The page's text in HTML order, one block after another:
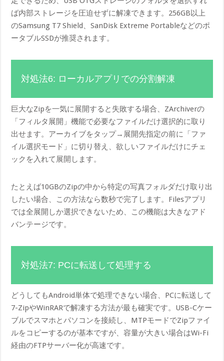
ば内部ストレージを圧迫せずに解凍できます。256GB以上
のSamsung T7 Shield、SanDisk Extreme Portableなどのポ
ータブルSSDが推奨されます。
対処法6: ローカルアプリでの分割解凍
巨大なZipを一気に展開すると失敗する場合、ZArchiverの
「フィルタ展開」機能で必要なファイルだけ選択的に取り
出せます。アーカイブをタップ→展開先指定の前に「ファ
イル選択モード」に切り替え、欲しいファイルだけにチェ
ックを入れて展開します。
たとえば10GBのZipの中から特定の写真フォルダだけ取り出
したい場合、この方法なら数秒で完了します。Filesアプリ
では全展開しか選択できないため、この機能は大きなアド
バンテージです。
対処法7: PCに転送して処理する
どうしてもAndroid単体で処理できない場合、PCに転送して
7-ZipやWinRARで解凍する方法が最も確実です。USB-Cケー
ブルでスマホとパソコンを接続し、MTPモードでZipファイ
ルをコピーするのが基本ですが、容量が大きい場合はWi-Fi
経由のFTPサーバー化が高速です。